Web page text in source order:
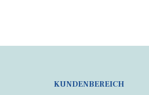
KUNDENBEREICH